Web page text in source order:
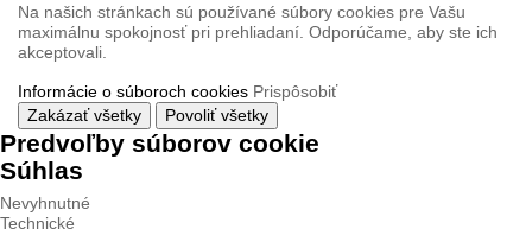
Na našich stránkach sú používané súbory cookies pre Vašu
maximálnu spokojnosť pri prehliadaní. Odporúčame, aby ste ich
akceptovali.
Informácie o súboroch cookies Prispôsobiť
Zakázať všetky
Povoliť všetky
Predvoľby súborov cookie
Súhlas
Nevyhnutné
Technické